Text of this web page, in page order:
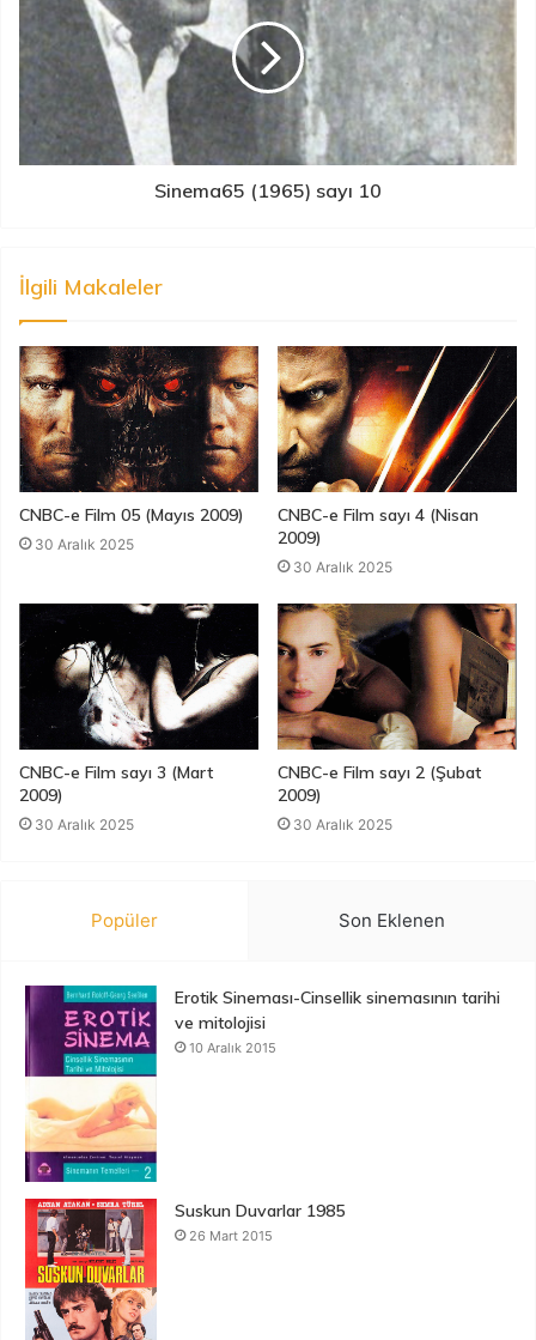
Sinema65 (1965) sayı 10
İlgili Makaleler
CNBC-e Film 05 (Mayıs 2009)
30 Aralık 2025
CNBC-e Film sayı 4 (Nisan
2009)
30 Aralık 2025
CNBC-e Film sayı 3 (Mart
2009)
30 Aralık 2025
CNBC-e Film sayı 2 (Şubat
2009)
30 Aralık 2025
Popüler Son Eklenen
Erotik Sineması-Cinsellik sinemasının tarihi
ve mitolojisi
10 Aralık 2015
Suskun Duvarlar 1985
26 Mart 2015